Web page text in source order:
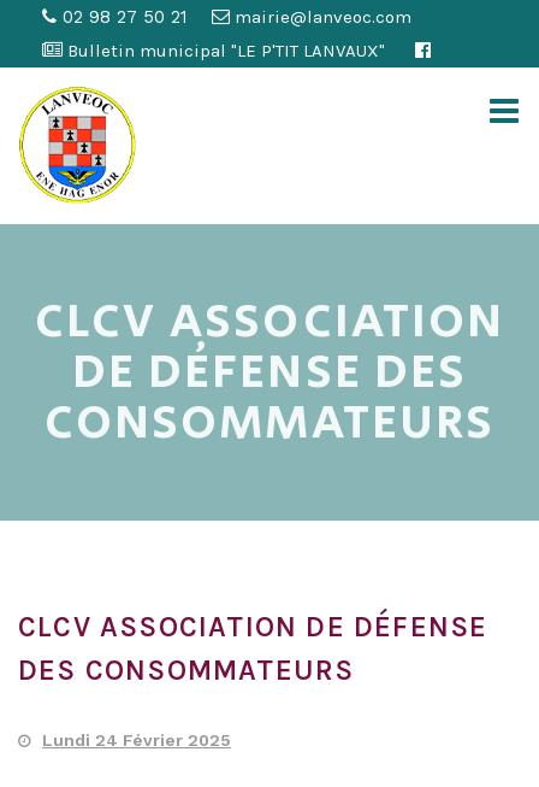
02 98 27 50 21
mairie@lanveoc.com
Bulletin municipal "LE P'TIT LANVAUX"
CLCV ASSOCIATION
DE DÉFENSE DES
CONSOMMATEURS
CLCV ASSOCIATION DE DÉFENSE
DES CONSOMMATEURS
Lundi 24 Février 2025